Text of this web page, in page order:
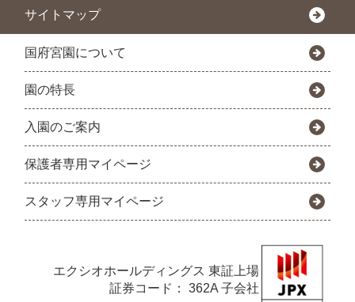
サイトマップ
国府宮園について
園の特長
入園のご案内
保護者専用マイページ
スタッフ専用マイページ
エクシオホールディングス 東証上場
証券コード： 362A 子会社